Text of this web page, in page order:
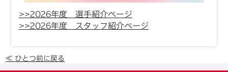
>>2026年度 選手紹介ページ
>>2026年度 スタッフ紹介ページ
≪ ひとつ前に戻る